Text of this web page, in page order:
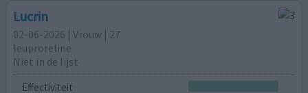
Lucrin
02-06-2026 | Vrouw | 27
leuproreline
Niet in de lijst
Effectiviteit